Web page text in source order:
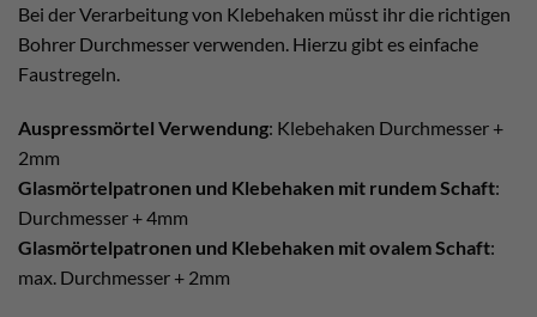
Bei der Verarbeitung von Klebehaken müsst ihr die richtigen
Bohrer Durchmesser verwenden. Hierzu gibt es einfache
Faustregeln.
Auspressmörtel Verwendung: Klebehaken Durchmesser +
2mm
Glasmörtelpatronen und Klebehaken mit rundem Schaft:
Durchmesser + 4mm
Glasmörtelpatronen und Klebehaken mit ovalem Schaft:
max. Durchmesser + 2mm